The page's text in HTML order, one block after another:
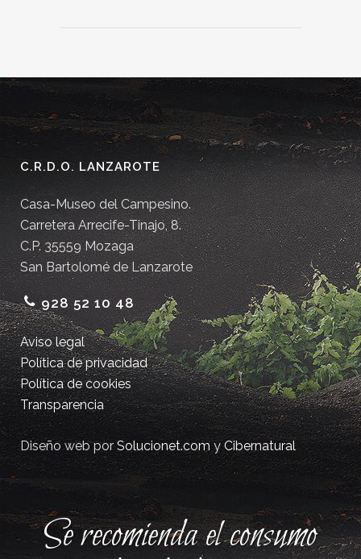
C.R.D.O. LANZAROTE
Casa-Museo del Campesino.
Carretera Arrecife-Tinajo, 8.
C.P. 35559 Mozaga
San Bartolomé de Lanzarote
928 52 10 48
Aviso legal
Política de privacidad
Política de cookies
Transparencia
Diseño web porSolucionet.comyCibernatural
Se recomienda el consumo